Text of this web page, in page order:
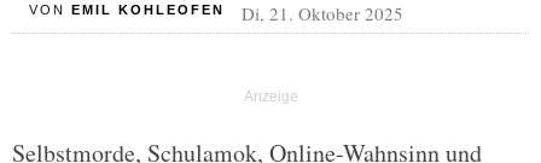
VON EMIL KOHLEOFEN Di, 21. Oktober 2025
Selbstmorde, Schulamok, Online-Wahnsinn und